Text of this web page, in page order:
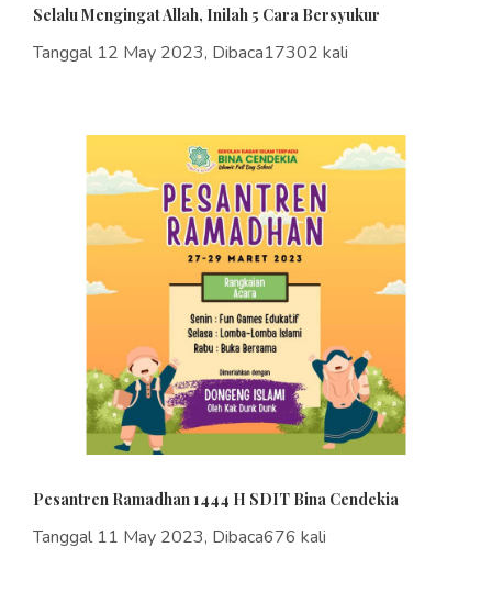
Selalu Mengingat Allah, Inilah 5 Cara Bersyukur
Tanggal 12 May 2023, Dibaca17302 kali
Pesantren Ramadhan 1444 H SDIT Bina Cendekia
Tanggal 11 May 2023, Dibaca676 kali